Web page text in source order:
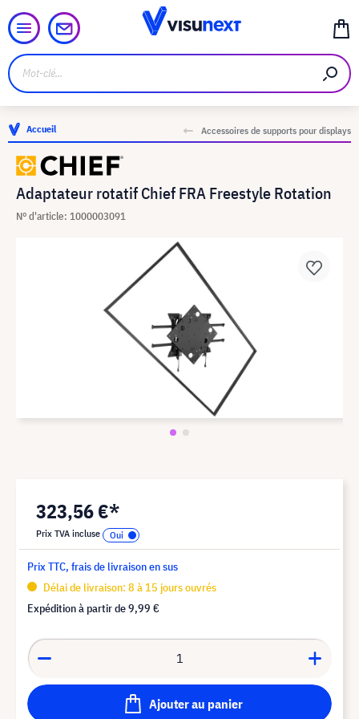
Accueil Accessoires de supports pour displays
Adaptateur rotatif Chief FRA Freestyle Rotation
N° d'article: 1000003091
323,56 €*
Prix TVA incluse
Prix TTC, frais de livraison en sus
Délai de livraison: 8 à 15 jours ouvrés
Expédition à partir de9,99 €
Ajouter au panier